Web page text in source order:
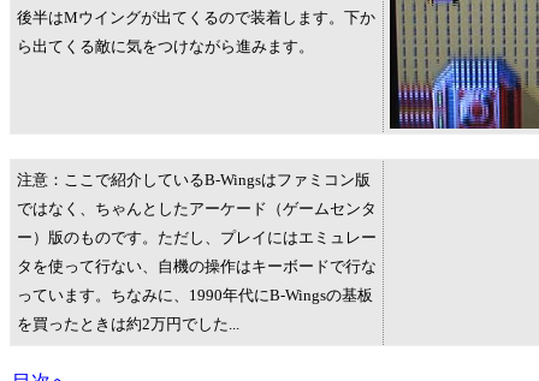
後半はMウイングが出てくるので装着します。下か
ら出てくる敵に気をつけながら進みます。
注意：ここで紹介しているB-Wingsはファミコン版
ではなく、ちゃんとしたアーケード（ゲームセンタ
ー）版のものです。ただし、プレイにはエミュレー
タを使って行ない、自機の操作はキーボードで行な
っています。ちなみに、1990年代にB-Wingsの基板
を買ったときは約2万円でした...